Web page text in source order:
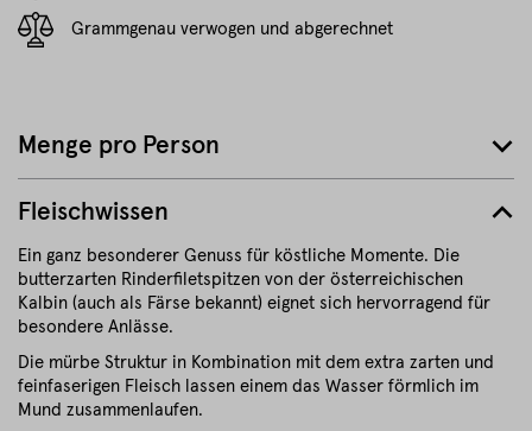
Grammgenau verwogen und abgerechnet
Fleischwissen
Ein ganz besonderer Genuss für köstliche Momente. Die
butterzarten Rinderfiletspitzen von der österreichischen
Kalbin (auch als Färse bekannt) eignet sich hervorragend für
besondere Anlässe.
Die mürbe Struktur in Kombination mit dem extra zarten und
feinfaserigen Fleisch lassen einem das Wasser förmlich im
Mund zusammenlaufen.
Menge pro Person